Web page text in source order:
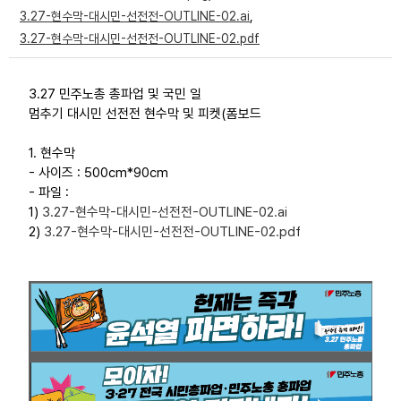
3.27-현수막-대시민-선전전-OUTLINE-02.ai
3.27-현수막-대시민-선전전-OUTLINE-02.pdf
3.27 민주노총 총파업 및 국민 일
멈추기 대시민 선전전 현수막 및 피켓(폼보드
1. 현수막
- 사이즈 : 500cm*90cm
- 파일 :
1) 3.27-현수막-대시민-선전전-OUTLINE-02.ai
2) 3.27-현수막-대시민-선전전-OUTLINE-02.pdf
부설기관
업무